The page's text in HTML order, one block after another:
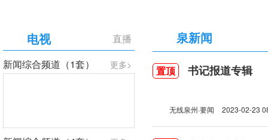
直播
电视
更多>
新闻综合频道（1套）
泉新闻
置顶 书记报道专辑
无线泉州·要闻 2023-02-23